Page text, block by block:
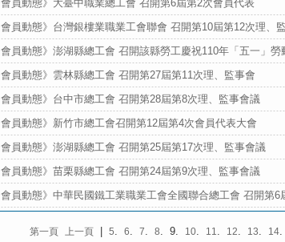
會員動態》大臺中職業總工會 召開第6屆第2次會員代表
會員動態》台灣銀樓業職業工會聯會 召開第10屆第12次理、監
會員動態》澎湖縣總工會 召開該縣勞工慶祝110年「五一」勞
會員動態》雲林縣總工會 召開第27屆第11次理、監事會
會員動態》台中市總工會 召開第28屆第8次理、監事會議
會員動態》新竹市總工會召開第12屆第4次會員代表大會
會員動態》澎湖縣總工會 召開第25屆第17次理、監事會議
會員動態》苗栗縣總工會 召開第24屆第9次理、監事會議
會員動態》中華民國鐵工業職業工會全國聯合總工會 召開第6
第一頁 上一頁| 5. 6. 7. 8. 9. 10. 11. 12. 13. 14.